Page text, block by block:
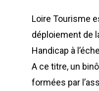
Loire Tourisme
déploiement de
Handicap à
A ce titre, un
formées par